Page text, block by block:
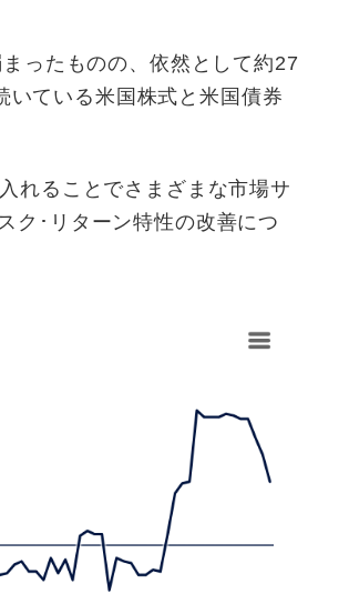
ったものの、依然として約27
ている米国株式と米国債券
れることでさまざまな市場サ
ク･リターン特性の改善につ